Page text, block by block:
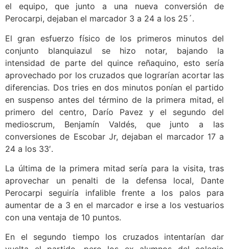
el equipo, que junto a una nueva conversión de
Perocarpi, dejaban el marcador 3 a 24 a los 25´.
El gran esfuerzo físico de los primeros minutos del
conjunto blanquiazul se hizo notar, bajando la
intensidad de parte del quince reñaquino, esto sería
aprovechado por los cruzados que lograrían acortar las
diferencias. Dos tries en dos minutos ponían el partido
en suspenso antes del término de la primera mitad, el
primero del centro, Darío Pavez y el segundo del
medioscrum, Benjamín Valdés, que junto a las
conversiones de Escobar Jr, dejaban el marcador 17 a
24 a los 33′.
La última de la primera mitad sería para la visita, tras
aprovechar un penalti de la defensa local, Dante
Perocarpi seguiría infalible frente a los palos para
aumentar de a 3 en el marcador e irse a los vestuarios
con una ventaja de 10 puntos.
En el segundo tiempo los cruzados intentarían dar